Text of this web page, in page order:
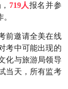
719人报名并参
前邀请全美在线
考中可能出现的
化与旅游局领导
当天，所有监考